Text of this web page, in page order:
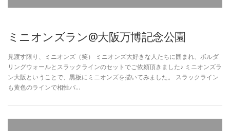
ミニオンズラン@大阪万博記念公園
見渡す限り、ミニオンズ（笑） ミニオンズ大好きな人たちに囲まれ、ボルダ
リングウォールとスラックラインのセットでご依頼頂きました♪ ミニオンズラ
ン大阪ということで、黒板にミニオンズを描いてみました。 スラックライン
も黄色のラインで相性バ…